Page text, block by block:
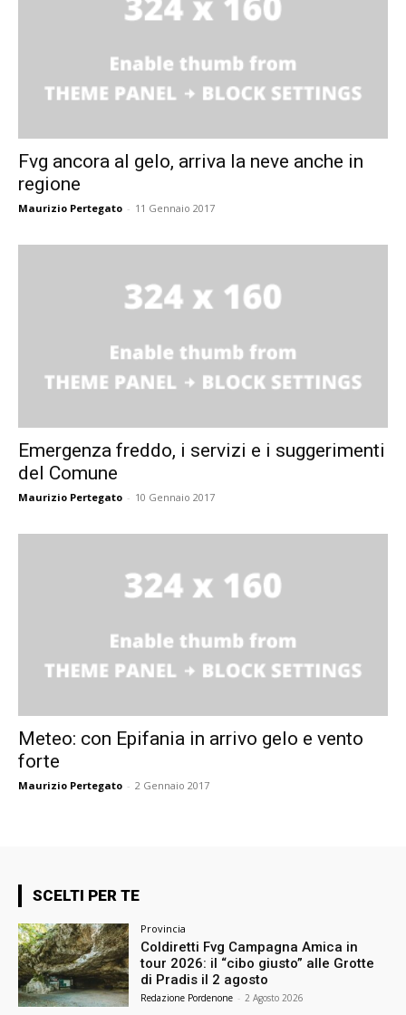
Fvg ancora al gelo, arriva la neve anche in
regione
Maurizio Pertegato - 11 Gennaio 2017
Emergenza freddo, i servizi e i suggerimenti
del Comune
Maurizio Pertegato - 10 Gennaio 2017
Meteo: con Epifania in arrivo gelo e vento
forte
Maurizio Pertegato - 2 Gennaio 2017
SCELTI PER TE
Provincia
Coldiretti Fvg Campagna Amica in
tour 2026: il “cibo giusto” alle Grotte
di Pradis il 2 agosto
Redazione Pordenone - 2 Agosto 2026